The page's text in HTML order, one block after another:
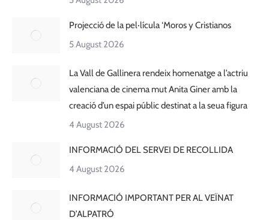
Projecció de la pel·lícula ‘Moros y Cristianos
5 August 2026
La Vall de Gallinera rendeix homenatge a l’actriu
valenciana de cinema mut Anita Giner amb la
creació d’un espai públic destinat a la seua figura
4 August 2026
INFORMACIÓ DEL SERVEI DE RECOLLIDA
4 August 2026
INFORMACIÓ IMPORTANT PER AL VEÏNAT
D’ALPATRÓ